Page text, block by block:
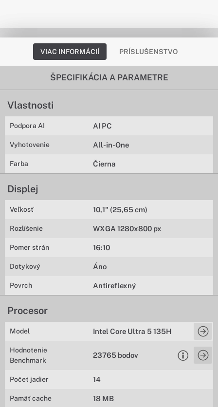
VIAC INFORMÁCIÍ PRÍSLUŠENSTVO
ŠPECIFIKÁCIA A PARAMETRE
Vlastnosti
Podpora AI AI PC
Vyhotovenie All-in-One
Farba Čierna
Displej
Veľkosť 10,1" (25,65 cm)
Rozlíšenie WXGA 1280x800 px
Pomer strán 16:10
Dotykový Áno
Povrch Antireflexný
Procesor
Model Intel Core Ultra 5 135H
Hodnotenie
Benchmark
23765 bodov
Počet jadier 14
Pamäť cache 18 MB